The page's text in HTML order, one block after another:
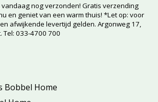
nog verzonden! Gratis verzending
en geniet van een warm thuis! *Let op: voor
afwijkende levertijd gelden. Argonweg 17,
Tel: 033-4700 700
Bobbel Home